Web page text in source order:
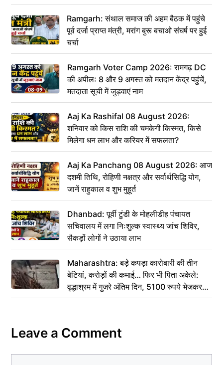
Ramgarh: संथाल समाज की अहम बैठक में पहुंचे
पूर्व दर्जा प्राप्त मंत्री, मरांग बुरू बचाओ संघर्ष पर हुई
चर्चा
Ramgarh Voter Camp 2026: रामगढ़ DC
की अपील: 8 और 9 अगस्त को मतदान केंद्र पहुंचें,
मतदाता सूची में जुड़वाएं नाम
Aaj Ka Rashifal 08 August 2026:
शनिवार को किस राशि की चमकेगी किस्मत, किसे
मिलेगा धन लाभ और करियर में सफलता?
Aaj Ka Panchang 08 August 2026: आज
दशमी तिथि, रोहिणी नक्षत्र और सर्वार्थसिद्धि योग,
जानें राहुकाल व शुभ मुहूर्त
Dhanbad: पूर्वी टुंडी के मोहलीडीह पंचायत
सचिवालय में लगा निःशुल्क स्वास्थ्य जांच शिविर,
सैकड़ों लोगों ने उठाया लाभ
Maharashtra: बड़े कपड़ा कारोबारी की तीन
बेटियां, करोड़ों की कमाई… फिर भी पिता अकेले:
वृद्धाश्रम में गुजरे अंतिम दिन, 5100 रुपये भेजकर
कहा– अंतिम संस्कार कर दीजिए हम नहीं आ पाएंगे
Leave a Comment